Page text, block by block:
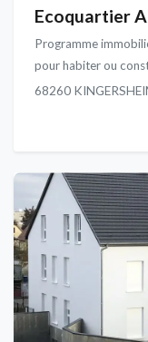
Ecoquartier
Programme
pour habiter ou
68260